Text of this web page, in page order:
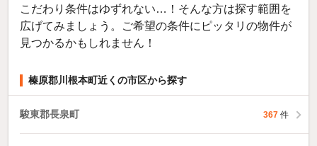
こだわり条件はゆずれない…！そんな方は探す範囲を
広げてみましょう。ご希望の条件にピッタリの物件が
見つかるかもしれません！
榛原郡川根本町近くの市区から探す
駿東郡長泉町 367 件